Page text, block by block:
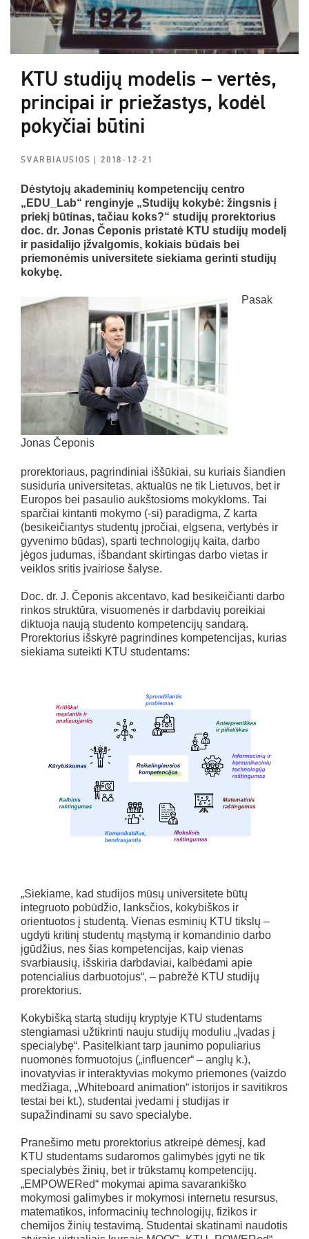
KTU studijų modelis – vertės,
principai ir priežastys, kodėl
pokyčiai būtini
SVARBIAUSIOS| 2018-12-21
Dėstytojų akademinių kompetencijų centro
„EDU_Lab“ renginyje „Studijų kokybė: žingsnis į
priekį būtinas, tačiau koks?“ studijų prorektorius
doc. dr. Jonas Čeponis pristatė KTU studijų modelį
ir pasidalijo įžvalgomis, kokiais būdais bei
priemonėmis universitete siekiama gerinti studijų
kokybę.
Jonas Čeponis
Pasak
prorektoriaus, pagrindiniai iššūkiai, su kuriais šiandien
susiduria universitetas, aktualūs ne tik Lietuvos, bet ir
Europos bei pasaulio aukštosioms mokykloms. Tai
sparčiai kintanti mokymo (-si) paradigma, Z karta
(besikeičiantys studentų įpročiai, elgsena, vertybės ir
gyvenimo būdas), sparti technologijų kaita, darbo
jėgos judumas, išbandant skirtingas darbo vietas ir
veiklos sritis įvairiose šalyse.
Doc. dr. J. Čeponis akcentavo, kad besikeičianti darbo
rinkos struktūra, visuomenės ir darbdavių poreikiai
diktuoja naują studento kompetencijų sandarą.
Prorektorius išskyrė pagrindines kompetencijas, kurias
siekiama suteikti KTU studentams:
„Siekiame, kad studijos mūsų universitete būtų
integruoto pobūdžio, lanksčios, kokybiškos ir
orientuotos į studentą. Vienas esminių KTU tikslų –
ugdyti kritinį studentų mąstymą ir komandinio darbo
įgūdžius, nes šias kompetencijas, kaip vienas
svarbiausių, išskiria darbdaviai, kalbėdami apie
potencialius darbuotojus“, – pabrėžė KTU studijų
prorektorius.
Kokybišką startą studijų kryptyje KTU studentams
stengiamasi užtikrinti nauju studijų moduliu „Įvadas į
specialybę“. Pasitelkiant tarp jaunimo populiarius
nuomonės formuotojus („influencer“ – anglų k.),
inovatyvias ir interaktyvias mokymo priemones (vaizdo
medžiaga, „Whiteboard animation“ istorijos ir savitikros
testai bei kt.), studentai įvedami į studijas ir
supažindinami su savo specialybe.
Pranešimo metu prorektorius atkreipė dėmesį, kad
KTU studentams sudaromos galimybės įgyti ne tik
specialybės žinių, bet ir trūkstamų kompetencijų.
„EMPOWERed“ mokymai apima savarankiško
mokymosi galimybes ir mokymosi internetu resursus,
matematikos, informacinių technologijų, fizikos ir
chemijos žinių testavimą. Studentai skatinami naudotis